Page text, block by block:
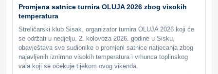
Promjena satnice turnira OLUJA 2026 zbog visokih
temperatura
Streličarski klub Sisak, organizator turnira OLUJA 2026 koji će
se održati u nedjelju, 2. kolovoza 2026. godine u Sisku,
obavještava sve sudionike o promjeni satnice natjecanja zbog
najavljenih iznimno visokih temperatura i vrhunca toplinskog
vala koji se očekuje tijekom ovog vikenda.